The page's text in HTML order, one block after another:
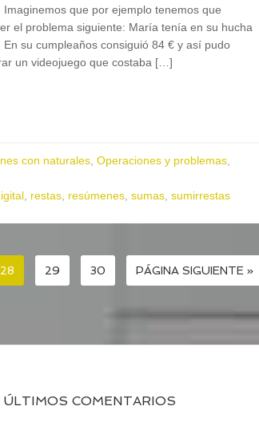
Imaginemos que por ejemplo tenemos que
el problema siguiente: María tenía en su hucha
En su cumpleaños consiguió 84 € y así pudo
un videojuego que costaba […]
con naturales, Operaciones y problemas,
, restas, resúmenes, sumas, sumirrestas
28 29 30 PÁGINA SIGUIENTE »
ÚLTIMOS COMENTARIOS